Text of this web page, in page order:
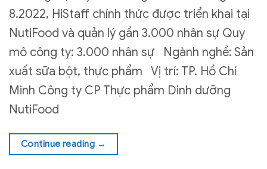
8.2022, HiStaff chính thức được triển khai tại
NutiFood và quản lý gần 3.000 nhân sự Quy
mô công ty: 3.000 nhân sự Ngành nghề: Sản
xuất sữa bột, thực phẩm Vị trí: TP. Hồ Chí
Minh Công ty CP Thực phẩm Dinh dưỡng
NutiFood
Continue reading →